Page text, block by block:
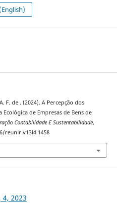
F. de . (2024). A Percepção dos
de Empresas de Bens de
Contabilidade E Sustentabilidade,
reunir.v13i4.1458
4, 2023